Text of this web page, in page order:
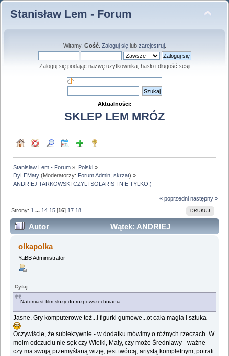
Stanisław Lem - Forum
Witamy, Gość. Zaloguj sięlub zarejestruj.
Zaloguj się podając nazwę użytkownika, hasło i długość sesji
Aktualności:
SKLEP LEM MRÓZ
Stanisław Lem - Forum » Polski»
DyLEMaty (Moderatorzy: Forum Admin ,skrzat) »
ANDRIEJ TARKOWSKI CZYLI SOLARIS I NIE TYLKO:)
« poprzedni następny »
DRUKUJ
Strony: 1 ... 14 15 [16] 17 18
Autor
Wątek: ANDRIEJ
TARKOWSKI CZYLI SOLARIS I NIE TYLKO:)
(Przeczytany 424283 razy)
olkapolka
YaBB Administrator
Cytuj
Natomiast film służy do rozpowszechniania
Jasne. Gry komputerowe też...i figurki gumowe...ot cała magia i sztuka
Oczywiście, że subiektywnie - w dodatku mówimy o różnych rzeczach. W
moim odczuciu nie sęk czy Wielki, Mały, czy może Średniawy - ważne
czy ma swoją przemyślaną wizję, jest twórcą, artystą kompletnym, potrafi